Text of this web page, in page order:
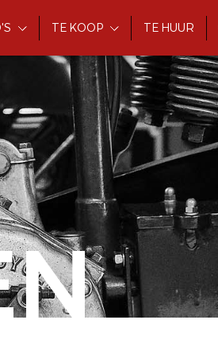
TE KOOP TE HUUR